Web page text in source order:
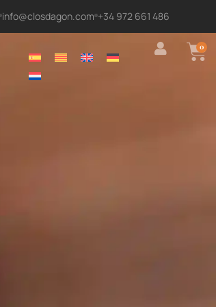
info@closdagon.com +34 972 661 486
0